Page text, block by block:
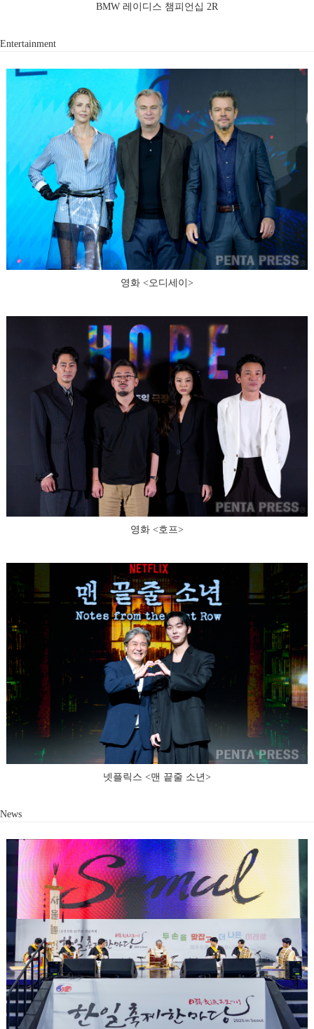
BMW 레이디스 챔피언십 2R
Entertainment
영화 <오디세이>
영화 <호프>
넷플릭스 <맨 끝줄 소년>
News